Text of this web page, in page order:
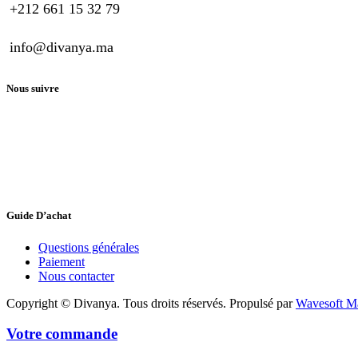
+212 661 15 32 79
info@divanya.ma
Nous suivre
Guide D’achat
Questions générales
Paiement
Nous contacter
Copyright © Divanya. Tous droits réservés. Propulsé parWavesoft
Votre commande